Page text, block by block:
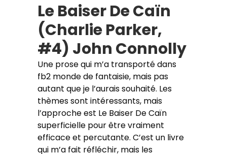
Le Baiser De Caïn
(Charlie Parker,
#4) John Connolly
Une prose qui m’a transporté dans
fb2 monde de fantaisie, mais pas
autant que je l’aurais souhaité. Les
thèmes sont intéressants, mais
l’approche est Le Baiser De Caïn
superficielle pour être vraiment
efficace et percutante. C’est un livre
qui m’a fait réfléchir, mais les